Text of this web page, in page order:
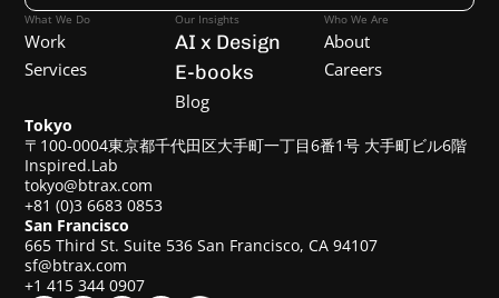
What We Do
Work
Services
Our Insights
AI x Design
E-books
Blog
Who We Are
About
Careers
San Francisco
665 Third St. Suite 536 San Francisco, CA 94107
sf@btrax.com
+1 415 344 0907
Tokyo
〒100-0004東京都千代田区大手町一丁目6番1号 大手町ビル6階
Inspired.Lab
tokyo@btrax.com
+81 (0)3 6683 0853